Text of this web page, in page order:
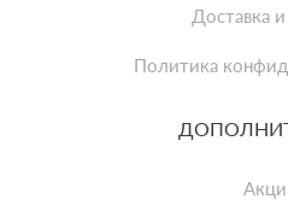
Доставка
Политика